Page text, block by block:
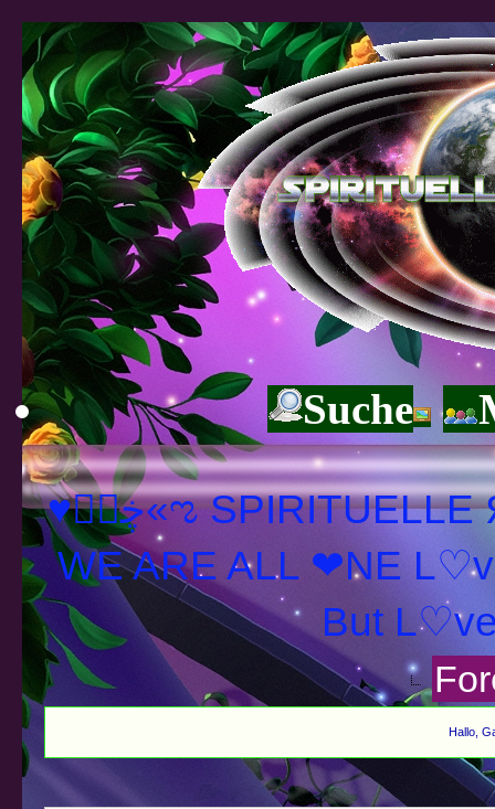
Suche
♥ڿڰۣ«ಌ SPIRITUELLE Я Ξ √ Ω L U T ↑ ☼ N - Forum -
WE ARE ALL ❤NE
Hallo,